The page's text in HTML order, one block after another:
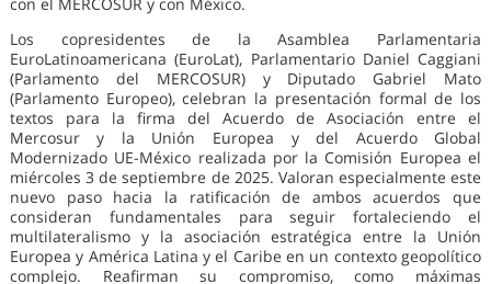
con el MERCOSUR y con México.
Los copresidentes de la Asamblea Parlamentaria
EuroLatinoamericana (EuroLat), Parlamentario Daniel Caggiani
(Parlamento del MERCOSUR) y Diputado Gabriel Mato
(Parlamento Europeo), celebran la presentación formal de los
textos para la firma del Acuerdo de Asociación entre el
Mercosur y la Unión Europea y del Acuerdo Global
Modernizado UE-México realizada por la Comisión Europea el
miércoles 3 de septiembre de 2025. Valoran especialmente este
nuevo paso hacia la ratificación de ambos acuerdos que
consideran fundamentales para seguir fortaleciendo el
multilateralismo y la asociación estratégica entre la Unión
Europea y América Latina y el Caribe en un contexto geopolítico
complejo. Reafirman su compromiso, como máximas